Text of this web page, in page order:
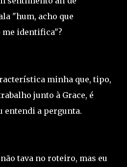
"hum, acho que
me identifica"?
minha que, tipo,
junto à Grace, é
entendi a pergunta.
tava no roteiro, mas eu